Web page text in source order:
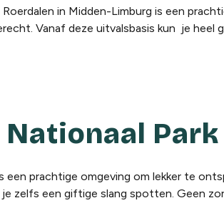
in Midden-Limburg is een
Vanaf deze uitvalsbasis kun je heel
Nationaal
een prachtige omgeving om lekker te
zelfs een giftige slang spotten. Geen